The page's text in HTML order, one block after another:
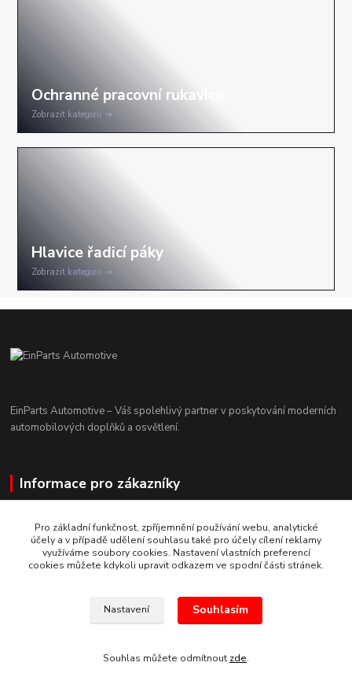
Zobrazit kategorii
Zobrazit kategorii
EinParts Automotive – Váš spolehlivý partner v poskytování moderních
automobilových doplňků a osvětlení.
Informace pro zákazníky
Jak nakupovat
Obchodní podmínky
Reklamace/vrácení zboží
Pro základní funkčnost, zpříjemnění používání webu, analytické
účely a v případě udělení souhlasu také pro účely cílení reklamy
využíváme soubory cookies. Nastavení vlastních preferencí
cookies můžete kdykoli upravit odkazem ve spodní části stránek.
Nastavení Souhlasím
Souhlas můžete odmítnout zde.